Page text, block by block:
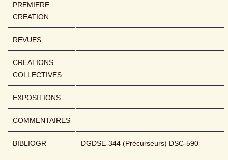
PREMIERE
CREATION
REVUES
CREATIONS
COLLECTIVES
EXPOSITIONS
COMMENTAIRES
BIBLIOGR DGDSE-344 (Précurseurs) DSC-590